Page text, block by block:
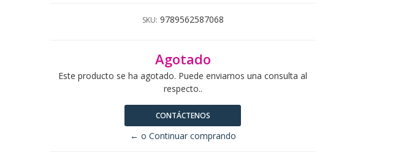
SKU: 9789562587068
Agotado
Este producto se ha agotado. Puede enviarnos una consulta al
respecto..
CONTÁCTENOS
← o Continuar comprando